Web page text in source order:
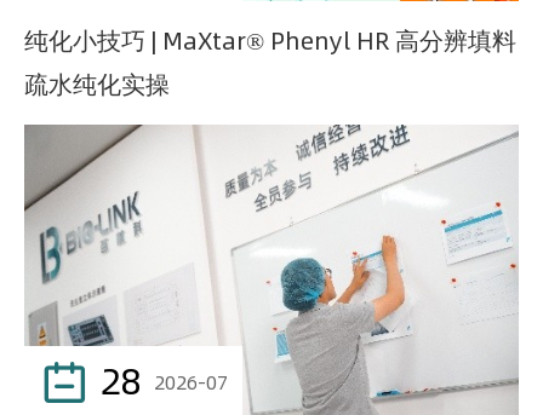
纯化小技巧 | MaXtar® Phenyl HR 高分辨填料
疏水纯化实操
 28 2026-07